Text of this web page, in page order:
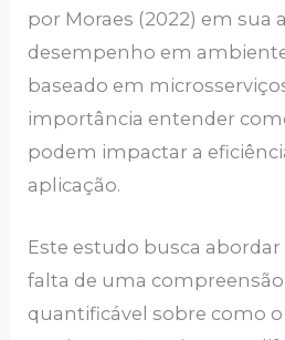
por Moraes (2022) em sua
desempenho em
baseado em
importância entender
podem impactar a
aplicação.
Este estudo busca
falta de uma compreensão
quantificável sobre como